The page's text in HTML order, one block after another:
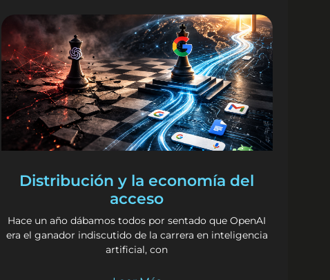
Distribución y la economía del
acceso
Hace un año dábamos todos por sentado que OpenAI
era el ganador indiscutido de la carrera en inteligencia
artificial, con